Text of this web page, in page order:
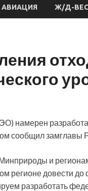
АВИАЦИЯ Ж/Д-
намерен
сообщил
и
регионе довести до
разработать